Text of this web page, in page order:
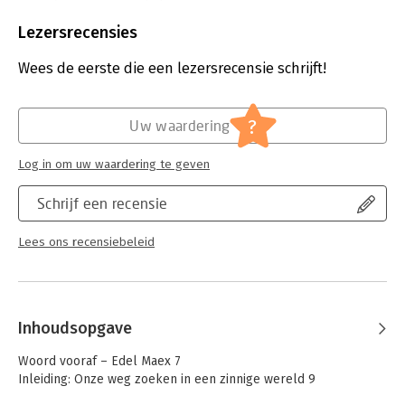
Uitgever:
Verschijningsdatum:
14-2-2020
Lezersrecensies
Wees de eerste die een lezersrecensie schrijft!
Schrijf een recensie
Lees ons recensiebeleid
Uw waardering ?
Log in om uw waardering te geven
Inhoudsopgave
Woord vooraf – Edel Maex 7
Inleiding: Onze weg zoeken in een zinnige wereld 9